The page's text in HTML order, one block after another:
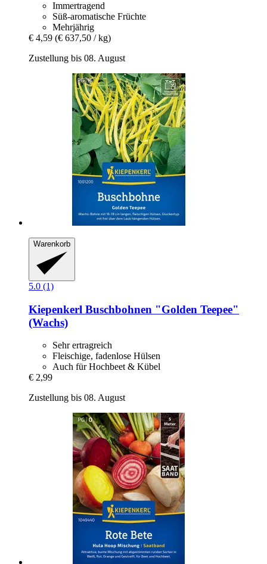
Immertragend
Süß-aromatische Früchte
Mehrjährig
€ 4,59 (€ 637,50 / kg)
Zustellung bis 08. August
Warenkorb
5.0 (1)
Kiepenkerl Buschbohnen "Golden Teepee"
(Wachs)
Sehr ertragreich
Fleischige, fadenlose Hülsen
Auch für Hochbeet & Kübel
€ 2,99
Zustellung bis 08. August